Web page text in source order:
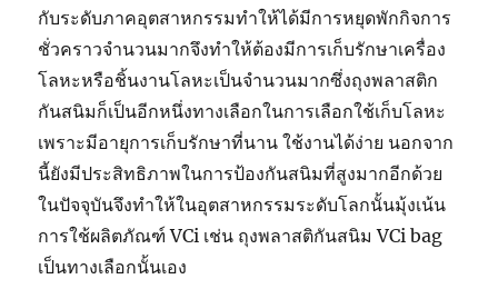
กับระดับภาคอุตสาหกรรมทำให้ได้มีการหยุดพักกิจการ
ชั่วคราวจำนวนมากจึงทำให้ต้องมีการเก็บรักษาเครื่อง
โลหะหรือชิ้นงานโลหะเป็นจำนวนมากซึ่งถุงพลาสติก
กันสนิมก็เป็นอีกหนึ่งทางเลือกในการเลือกใช้เก็บโลหะ
เพราะมีอายุการเก็บรักษาที่นาน ใช้งานได้ง่าย นอกจาก
นี้ยังมีประสิทธิภาพในการป้องกันสนิมที่สูงมากอีกด้วย
ในปัจจุบันจึงทำให้ในอุตสาหกรรมระดับโลกนั้นมุ้งเน้น
การใช้ผลิตภัณฑ์ VCi เช่น ถุงพลาสติกันสนิม VCi bag
เป็นทางเลือกนั้นเอง